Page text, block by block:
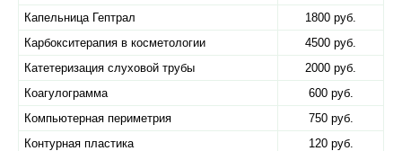
Капельница Гептрал
1800 руб.
Карбокситерапия в косметологии
4500 руб.
Катетеризация слуховой трубы
2000 руб.
Коагулограмма
600 руб.
Компьютерная периметрия
750 руб.
Контурная пластика
120 руб.